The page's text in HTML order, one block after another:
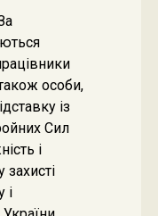
особи,
із
Сил
і
захисті
і